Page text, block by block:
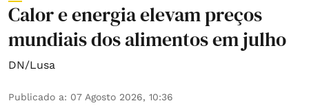
Calor e energia elevam preços
mundiais dos alimentos em julho
DN/Lusa
Publicado a: 07 Agosto 2026, 10:36